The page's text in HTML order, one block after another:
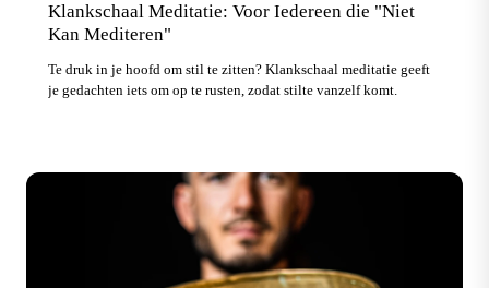
Klankschaal Meditatie: Voor Iedereen die "Niet
Kan Mediteren"
Te druk in je hoofd om stil te zitten? Klankschaal meditatie geeft
je gedachten iets om op te rusten, zodat stilte vanzelf komt.